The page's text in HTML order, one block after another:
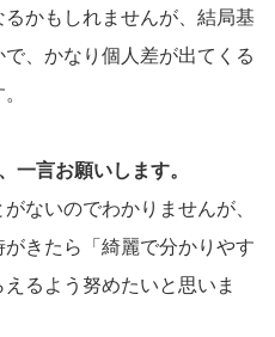
かもしれませんが、結局基
、かなり個人差が出てくる
言お願いします。
ないのでわかりませんが、
きたら「綺麗で分かりやす
るよう努めたいと思いま